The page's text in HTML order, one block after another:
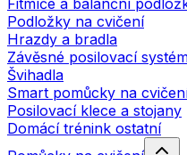
Fitmíče a balanční
Podložky na cvičení
Hrazdy a bradla
Závěsné posilovací
Švihadla
Smart pomůcky na
Posilovací klece a stojany
Domácí trénink ostatní